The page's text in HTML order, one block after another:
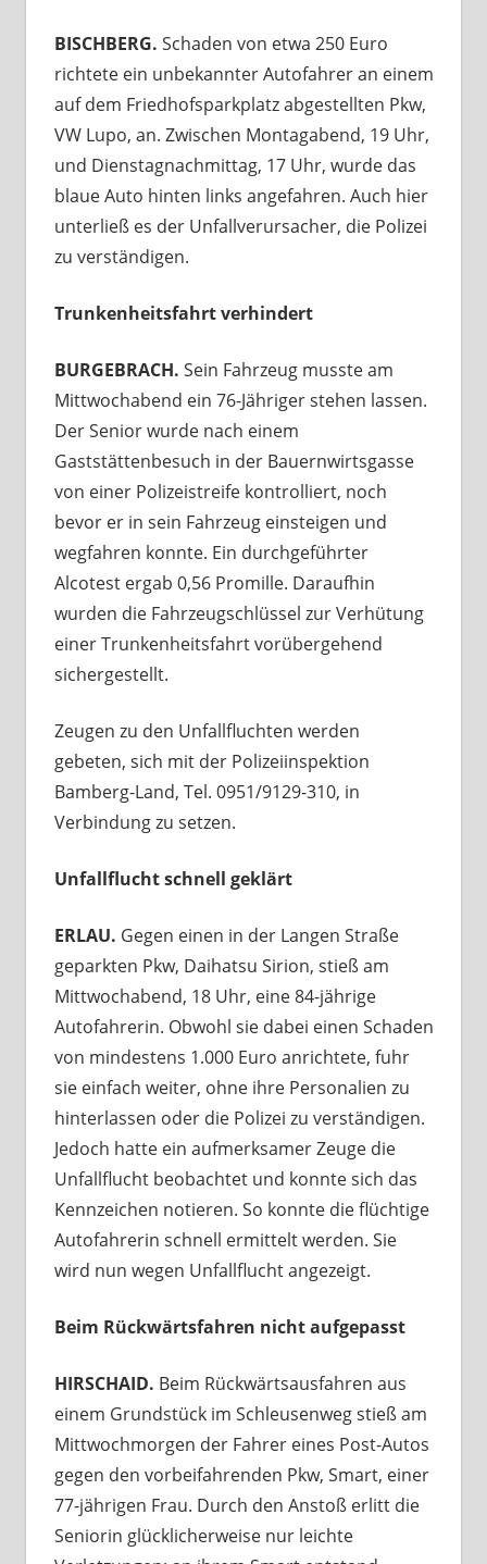
BISCHBERG. Schaden von etwa 250 Euro
richtete ein unbekannter Autofahrer an einem
auf dem Friedhofsparkplatz abgestellten Pkw,
VW Lupo, an. Zwischen Montagabend, 19 Uhr,
und Dienstagnachmittag, 17 Uhr, wurde das
blaue Auto hinten links angefahren. Auch hier
unterließ es der Unfallverursacher, die Polizei
zu verständigen.
Trunkenheitsfahrt verhindert
BURGEBRACH. Sein Fahrzeug musste am
Mittwochabend ein 76-Jähriger stehen lassen.
Der Senior wurde nach einem
Gaststättenbesuch in der Bauernwirtsgasse
von einer Polizeistreife kontrolliert, noch
bevor er in sein Fahrzeug einsteigen und
wegfahren konnte. Ein durchgeführter
Alcotest ergab 0,56 Promille. Daraufhin
wurden die Fahrzeugschlüssel zur Verhütung
einer Trunkenheitsfahrt vorübergehend
sichergestellt.
Zeugen zu den Unfallfluchten werden
gebeten, sich mit der Polizeiinspektion
Bamberg-Land, Tel. 0951/9129-310, in
Verbindung zu setzen.
Unfallflucht schnell geklärt
ERLAU. Gegen einen in der Langen Straße
geparkten Pkw, Daihatsu Sirion, stieß am
Mittwochabend, 18 Uhr, eine 84-jährige
Autofahrerin. Obwohl sie dabei einen Schaden
von mindestens 1.000 Euro anrichtete, fuhr
sie einfach weiter, ohne ihre Personalien zu
hinterlassen oder die Polizei zu verständigen.
Jedoch hatte ein aufmerksamer Zeuge die
Unfallflucht beobachtet und konnte sich das
Kennzeichen notieren. So konnte die flüchtige
Autofahrerin schnell ermittelt werden. Sie
wird nun wegen Unfallflucht angezeigt.
Beim Rückwärtsfahren nicht aufgepasst
HIRSCHAID. Beim Rückwärtsausfahren aus
einem Grundstück im Schleusenweg stieß am
Mittwochmorgen der Fahrer eines Post-Autos
gegen den vorbeifahrenden Pkw, Smart, einer
77-jährigen Frau. Durch den Anstoß erlitt die
Seniorin glücklicherweise nur leichte